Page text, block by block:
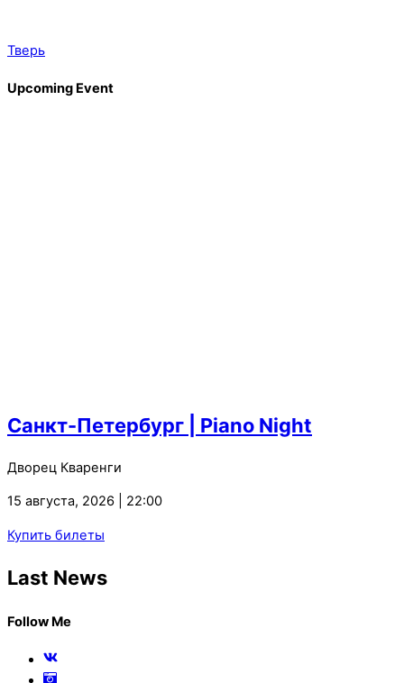
Тверь
Upcoming Event
Санкт-Петербург | Piano Night
Дворец Кваренги
15 августа, 2026 | 22:00
Купить билеты
Last News
Follow Me